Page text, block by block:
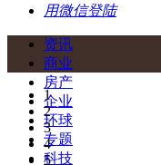
用微信登陆
资讯
商业
房产
企业
环球
专题
科技
1
2
3
4
5